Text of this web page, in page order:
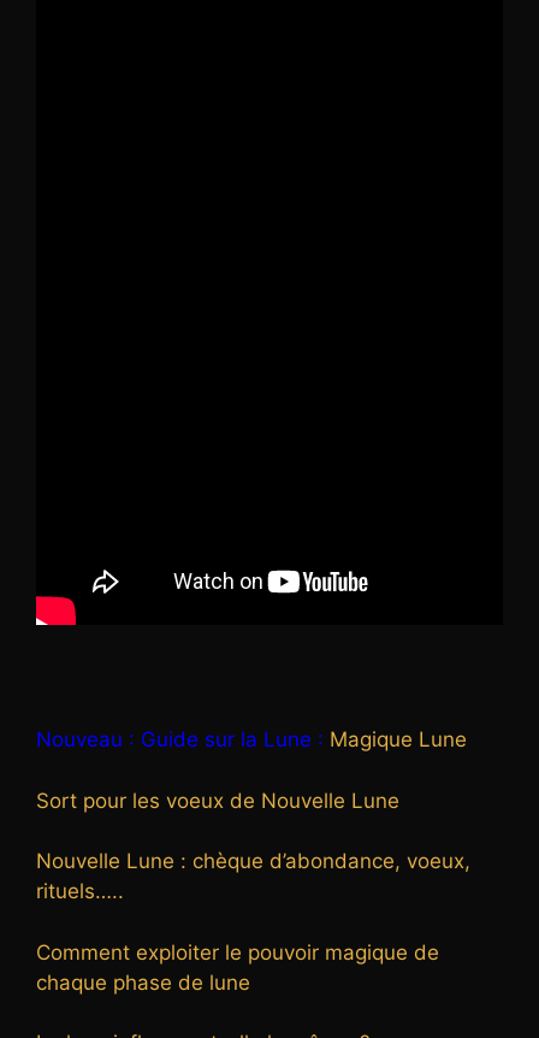
Nouveau : Guide sur la Lune : Magique Lune
Sort pour les voeux de Nouvelle Lune
Nouvelle Lune : chèque d’abondance, voeux,
rituels…..
Comment exploiter le pouvoir magique de
chaque phase de lune